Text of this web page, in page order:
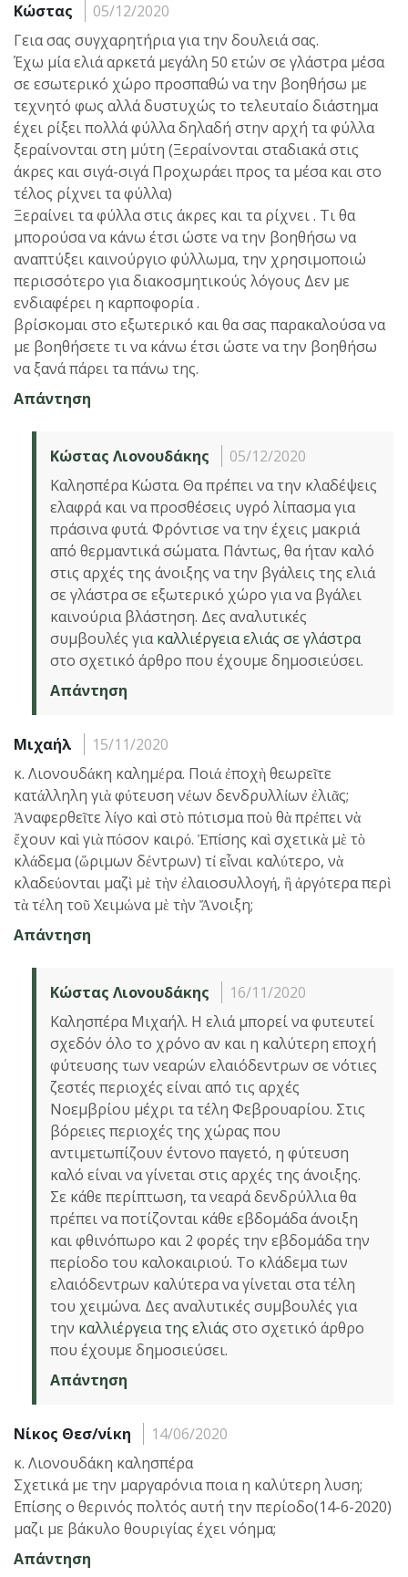
Κώστας
05/12/2020
Γεια σας συγχαρητήρια για την δουλειά σας.
Έχω μία ελιά αρκετά μεγάλη 50 ετών σε γλάστρα μέσα
σε εσωτερικό χώρο προσπαθώ να την βοηθήσω με
τεχνητό φως αλλά δυστυχώς το τελευταίο διάστημα
έχει ρίξει πολλά φύλλα δηλαδή στην αρχή τα φύλλα
ξεραίνονται στη μύτη (Ξεραίνονται σταδιακά στις
άκρες και σιγά-σιγά Προχωράει προς τα μέσα και στο
τέλος ρίχνει τα φύλλα)
Ξεραίνει τα φύλλα στις άκρες και τα ρίχνει . Τι θα
μπορούσα να κάνω έτσι ώστε να την βοηθήσω να
αναπτύξει καινούργιο φύλλωμα, την χρησιμοποιώ
περισσότερο για διακοσμητικούς λόγους Δεν με
ενδιαφέρει η καρποφορία .
βρίσκομαι στο εξωτερικό και θα σας παρακαλούσα να
με βοηθήσετε τι να κάνω έτσι ώστε να την βοηθήσω
να ξανά πάρει τα πάνω της.
Απάντηση
Κώστας Λιονουδάκης
05/12/2020
Καλησπέρα Κώστα. Θα πρέπει να την κλαδέψεις
ελαφρά και να προσθέσεις υγρό λίπασμα για
πράσινα φυτά. Φρόντισε να την έχεις μακριά
από θερμαντικά σώματα. Πάντως, θα ήταν καλό
στις αρχές της άνοιξης να την βγάλεις της ελιά
σε γλάστρα σε εξωτερικό χώρο για να βγάλει
καινούρια βλάστηση. Δες αναλυτικές
συμβουλές γιακαλλιέργεια ελιάς σε γλάστρα
στο σχετικό άρθρο που έχουμε δημοσιεύσει.
Απάντηση
Μιχαήλ
15/11/2020
κ. Λιονουδάκη καλημέρα. Ποιά ἐποχὴ θεωρεῖτε
κατάλληλη γιὰ φύτευση νέων δενδρυλλίων ἐλιᾶς;
Ἀναφερθεῖτε λίγο καὶ στὸ πότισμα ποὺ θὰ πρέπει νὰ
ἔχουν καὶ γιὰ πόσον καιρό. Ἐπίσης καὶ σχετικὰ μὲ τὸ
κλάδεμα (ὥριμων δέντρων) τί εἶναι καλύτερο, νὰ
κλαδεύονται μαζὶ μὲ τὴν ἐλαιοσυλλογή, ἢ ἀργότερα περὶ
τὰ τέλη τοῦ Χειμώνα μὲ τὴν Ἄνοιξη;
Απάντηση
Κώστας Λιονουδάκης
16/11/2020
Καλησπέρα Μιχαήλ. Η ελιά μπορεί να φυτευτεί
σχεδόν όλο το χρόνο αν και η καλύτερη εποχή
φύτευσης των νεαρών ελαιόδεντρων σε νότιες
ζεστές περιοχές είναι από τις αρχές
Νοεμβρίου μέχρι τα τέλη Φεβρουαρίου. Στις
βόρειες περιοχές της χώρας που
αντιμετωπίζουν έντονο παγετό, η φύτευση
καλό είναι να γίνεται στις αρχές της άνοιξης.
Σε κάθε περίπτωση, τα νεαρά δενδρύλλια θα
πρέπει να ποτίζονται κάθε εβδομάδα άνοιξη
και φθινόπωρο και 2 φορές την εβδομάδα την
περίοδο του καλοκαιριού. Το κλάδεμα των
ελαιόδεντρων καλύτερα να γίνεται στα τέλη
του χειμώνα. Δες αναλυτικές συμβουλές για
την καλλιέργεια της ελιάς στο σχετικό άρθρο
που έχουμε δημοσιεύσει.
Απάντηση
Νίκος Θεσ/νίκη
14/06/2020
κ. Λιονουδάκη καλησπέρα
Σχετικά με την μαργαρόνια ποια η καλύτερη λυση;
Επίσης ο θερινός πολτός αυτή την περίοδο(14-6-2020)
μαζι με βάκυλο θουριγίας έχει νόημα;
Απάντηση